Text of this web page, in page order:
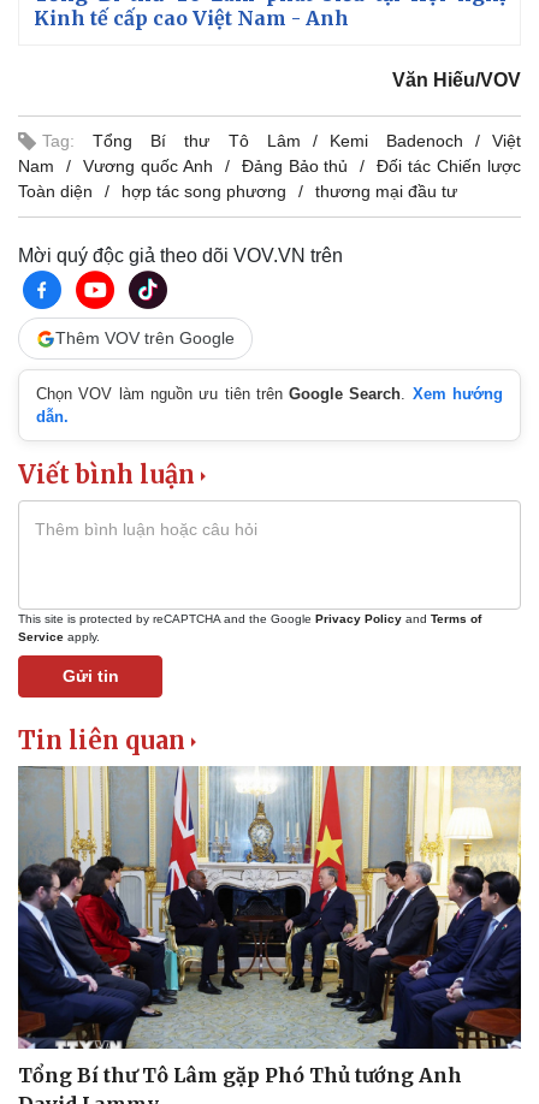
Pháp luật
Vụ án
Tin nóng
Tư vấn luật
Quân sự - Quốc phòng
Vũ khí
Việt Nam
Phân tích
Kinh tế cấp cao Việt Nam - Anh
Văn Hiếu/VOV
Tag: Tổng Bí thư Tô Lâm Kemi Badenoch
Việt
Nam
Vương quốc Anh Đảng Bảo thủ
Đối tác Chiến lược
Toàn diện
hợp tác song phương thương mại đầu tư
Mời quý độc giả theo dõi VOV.VN trên
Thêm VOV trên Google
Chọn VOV làm nguồn ưu tiên trênGoogle Search. Xem hướng
dẫn.
Viết bình luận
This site is protected by reCAPTCHA and the Google Privacy Policy and Terms of
Service apply.
Gửi tin
Tin liên quan
Tổng Bí thư Tô Lâm gặp Phó Thủ tướng Anh